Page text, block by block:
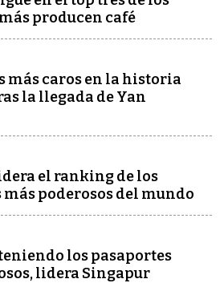
producen café
más caros en la historia
la llegada de Yan
el ranking de los
más poderosos del mundo
los pasaportes
lidera Singapur